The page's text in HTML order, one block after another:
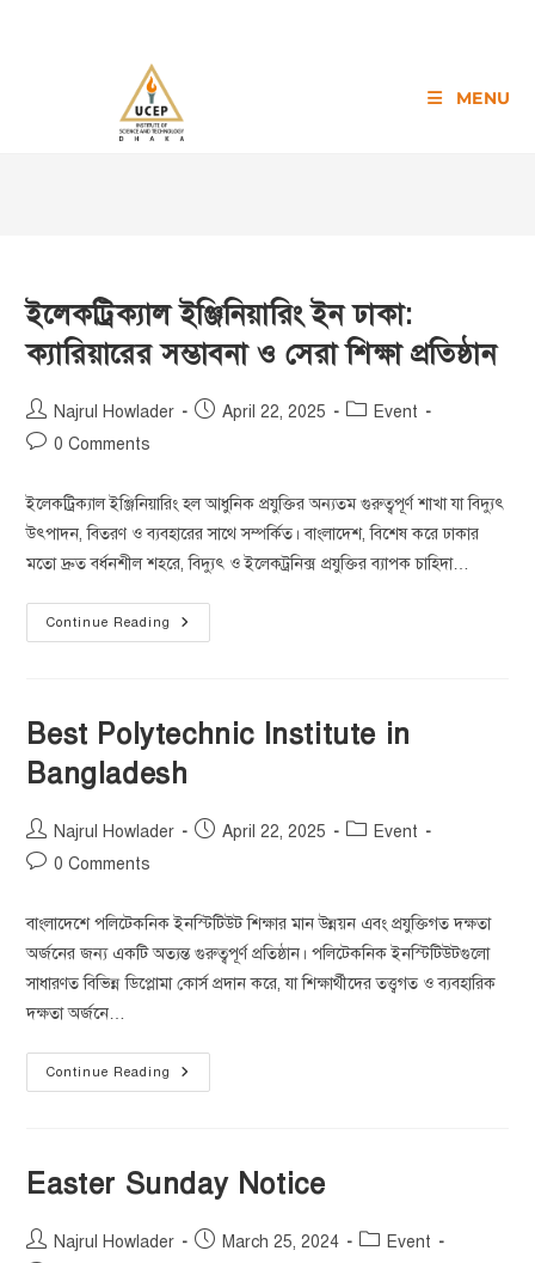
MENU
ইলেকট্রিক্যাল ইঞ্জিনিয়ারিং ইন ঢাকা:
ক্যারিয়ারের সম্ভাবনা ও সেরা শিক্ষা প্রতিষ্ঠান
Najrul Howlader April 22, 2025
Event
0 Comments
ইলেকট্রিক্যাল ইঞ্জিনিয়ারিং হল আধুনিক প্রযুক্তির অন্যতম গুরুত্বপূর্ণ শাখা যা বিদ্যুৎ
উৎপাদন, বিতরণ ও ব্যবহারের সাথে সম্পর্কিত। বাংলাদেশ, বিশেষ করে ঢাকার
মতো দ্রুত বর্ধনশীল শহরে, বিদ্যুৎ ও ইলেকট্রনিক্স প্রযুক্তির ব্যাপক চাহিদা…
Continue Reading
Best Polytechnic Institute in
Bangladesh
Najrul Howlader April 22, 2025
Event
0 Comments
বাংলাদেশে পলিটেকনিক ইনস্টিটিউট শিক্ষার মান উন্নয়ন এবং প্রযুক্তিগত দক্ষতা
অর্জনের জন্য একটি অত্যন্ত গুরুত্বপূর্ণ প্রতিষ্ঠান। পলিটেকনিক ইনস্টিটিউটগুলো
সাধারণত বিভিন্ন ডিপ্লোমা কোর্স প্রদান করে, যা শিক্ষার্থীদের তত্ত্বগত ও ব্যবহারিক
দক্ষতা অর্জনে…
Continue Reading
Easter Sunday Notice
Najrul Howlader March 25, 2024
Event